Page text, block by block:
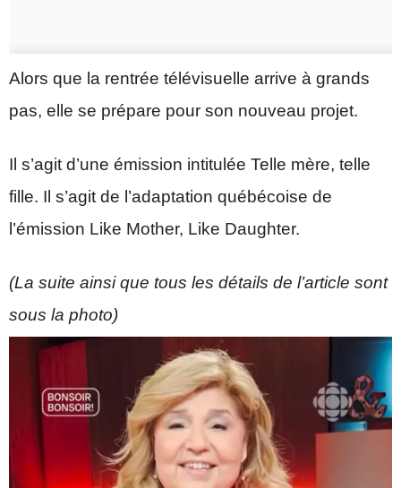
Alors que la rentrée télévisuelle arrive à grands
pas, elle se prépare pour son nouveau projet.
Il s’agit d’une émission intitulée Telle mère, telle
fille. Il s’agit de l’adaptation québécoise de
l’émission Like Mother, Like Daughter.
(La suite ainsi que tous les détails de l’article sont
sous la photo)